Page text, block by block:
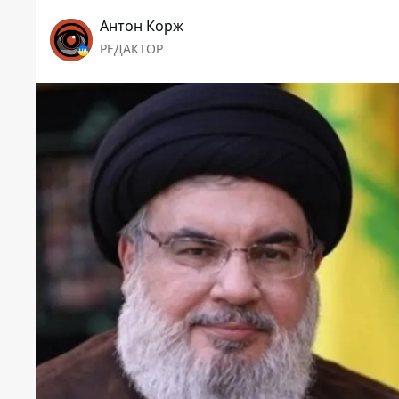
Антон Корж
РЕДАКТОР